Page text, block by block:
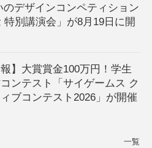
のデザインコンペティション
特別講演会」が8月19日に開
報】大賞賞金100万円！学生
ンテスト「サイゲームス ク
ブコンテスト2026」が開催
一覧